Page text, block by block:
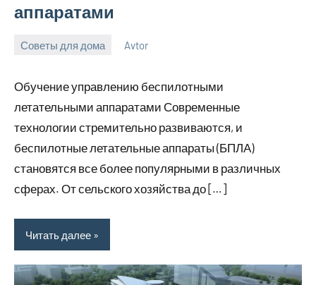
аппаратами
Советы для дома
2026
Avtor
Обучение управлению беспилотными
летательными аппаратами Современные
технологии стремительно развиваются, и
беспилотные летательные аппараты (БПЛА)
становятся все более популярными в различных
сферах. От сельского хозяйства до […]
Читать далее